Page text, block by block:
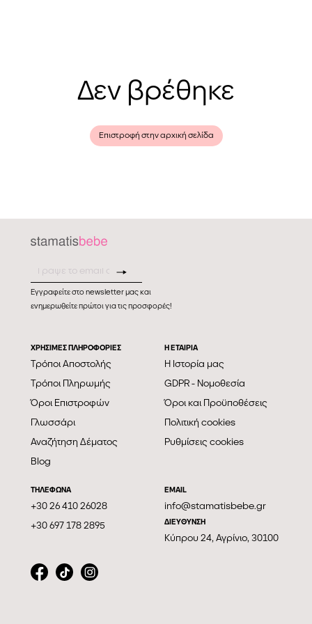
Δεν βρέθηκε
Επιστροφή στην αρχική σελίδα
Εγγραφείτε στο newsletter μας και
ενημερωθείτε πρώτοι για τις προσφορές!
ΧΡΗΣΙΜΕΣ ΠΛΗΡΟΦΟΡΙΕΣ
Τρόποι Αποστολής
Τρόποι Πληρωμής
Όροι Επιστροφών
Γλωσσάρι
Αναζήτηση Δέματος
Blog
Η ΕΤΑΙΡΊΑ
Η Ιστορία μας
GDPR - Νομοθεσία
Όροι και Προϋποθέσεις
Πολιτική cookies
Ρυθμίσεις cookies
ΤΗΛΕΦΩΝΑ
+30 26 410 26028
+30 697 178 2895
EMAIL
info@stamatisbebe.gr
ΔΙΕΥΘΥΝΣΗ
Κύπρου 24, Αγρίνιο, 30100